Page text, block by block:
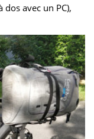
avec un PC),